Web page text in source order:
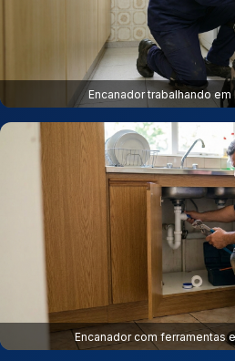
Encanador trabalhando em
Encanador com ferramentas